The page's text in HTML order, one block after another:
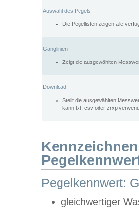
Auswahl des Pegels
Die Pegellisten zeigen alle
Ganglinien
Zeigt die ausgewählten
Download
Stellt die ausgewählten
kann txt, csv oder zrxp
Pegelkennwert:
gleichwertiger